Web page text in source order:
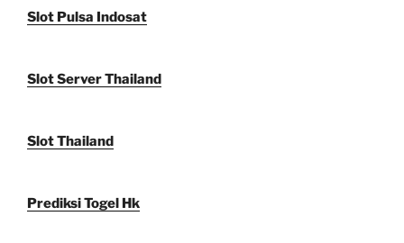
Slot Pulsa Indosat
Slot Server Thailand
Slot Thailand
Prediksi Togel Hk